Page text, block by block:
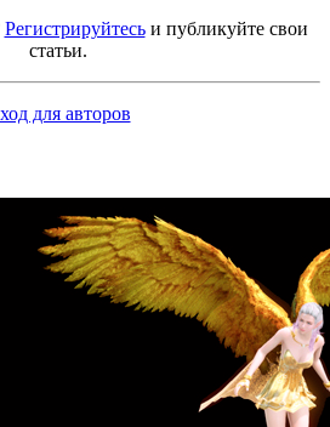
Регистрируйтесьи публикуйте свои
статьи.
для авторов